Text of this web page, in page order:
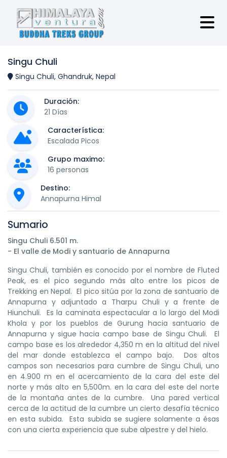
Singu Chuli
Singu Chuli, Ghandruk, Nepal
Duración:
21 Días
Característica:
Escalada Picos
Grupo maximo:
16 personas
Destino:
Annapurna Himal
Sumario
Singu Chuli 6.501 m.
- El valle de Modi y santuario de Annapurna
Singu Chuli, también es conocido por el nombre de Fluted
Peak, es el pico segundo más alto entre los picos de
Trekking en Nepal. El pico sitúa por la zona de santuario de
Annapurna y adjuntado a Tharpu Chuli y a frente de
Hiunchuli. Es la caminata espectacular a lo largo del Modi
Khola y por los pueblos de Gurung hacia santuario de
Annapurna y sigue hacia campo base de Singu Chuli. El
campo base es los alrededor 4,350 m en la altitud del nivel
del mar donde establezca el campo bajo. Dos altos
campos son necesarios para cumbre de Singu Chuli, uno
en 4.900 m en el acercamiento de la cara del este del
norte y más alto en 5,500m. en la cara del este del norte
de la montaña antes de la cumbre. Una pared vertical
cerca de la actitud de la cumbre un cierto desafía técnico
en esta subida. Esta subida se sugiere solamente a ésas
con una cierta experiencia que sube alpestre y del hielo.